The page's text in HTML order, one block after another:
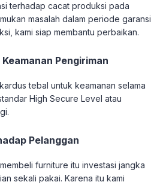
terhadap cacat produksi pada
masalah dalam periode garansi
kami siap membantu perbaikan.
Pengiriman
tebal untuk keamanan selama
High Secure Level atau
Pelanggan
furniture itu investasi jangka
sekali pakai. Karena itu kami